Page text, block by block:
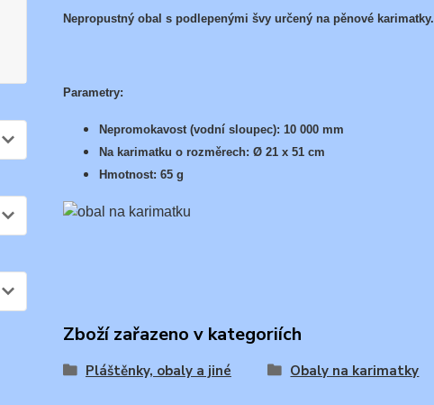
Nepropustný obal s podlepenými švy určený na pěnové karimatky.
Parametry:
Nepromokavost (vodní sloupec): 10 000 mm
Na karimatku o rozměrech: Ø 21 x 51 cm
Hmotnost: 65 g
Zboží zařazeno v kategoriích
Pláštěnky, obaly a jiné Obaly na karimatky